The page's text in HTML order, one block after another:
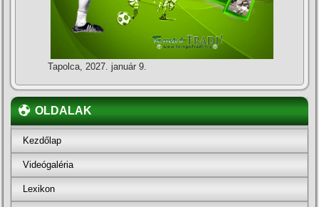
Tapolca, 2027. január 9.
OLDALAK
Kezdőlap
Videógaléria
Lexikon